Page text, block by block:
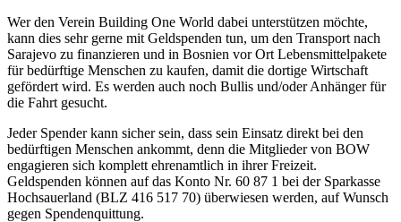
Wer den Verein Building One World dabei unterstützen möchte,
kann dies sehr gerne mit Geldspenden tun, um den Transport nach
Sarajevo zu finanzieren und in Bosnien vor Ort Lebensmittelpakete
für bedürftige Menschen zu kaufen, damit die dortige Wirtschaft
gefördert wird. Es werden auch noch Bullis und/oder Anhänger für
die Fahrt gesucht.
Jeder Spender kann sicher sein, dass sein Einsatz direkt bei den
bedürftigen Menschen ankommt, denn die Mitglieder von BOW
engagieren sich komplett ehrenamtlich in ihrer Freizeit.
Geldspenden können auf das Konto Nr. 60 87 1 bei der Sparkasse
Hochsauerland (BLZ 416 517 70) überwiesen werden, auf Wunsch
gegen Spendenquittung.